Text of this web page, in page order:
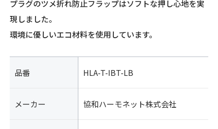
プラグのツメ折れ防止フラップはソフトな押し心地を実
現しました。
環境に優しいエコ材料を使用しています。
品番 HLA-T-IBT-LB
メーカー 協和ハーモネット株式会社